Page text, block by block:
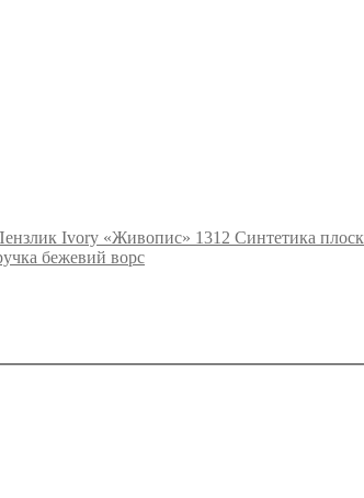
Ivory «Живопис» 1312 Синтетика
бежевий ворс